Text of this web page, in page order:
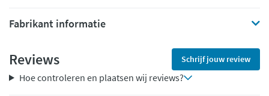
Fabrikant informatie
Reviews Schrijf jouw review
Hoe controleren en plaatsen wij reviews?